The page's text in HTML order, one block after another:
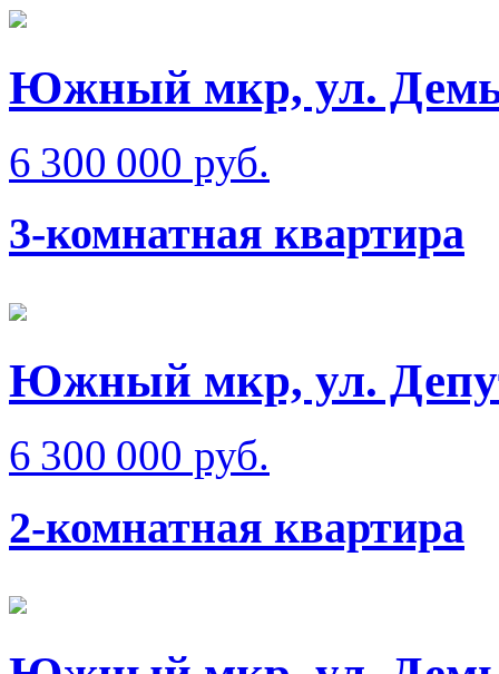
Южный мкр, ул.
6 300 000 руб.
3-комнатная квартира
Южный мкр, ул.
6 300 000 руб.
2-комнатная квартира